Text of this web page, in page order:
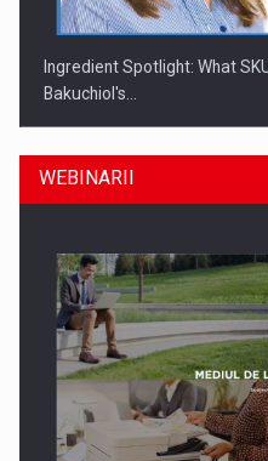
Ingredient Spotlight: What
Bakuchiol's…
Producatorii si comerciantii
reglementari…
WEBINARII